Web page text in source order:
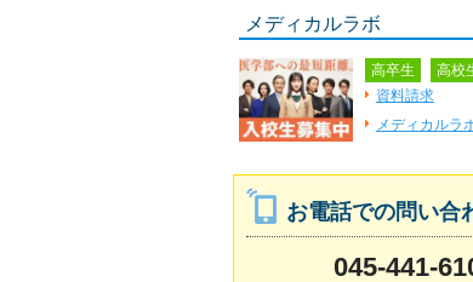
メディカルラボ
高卒生 高校
資料請求
メディカルラ
お電話での問い合
045-441-